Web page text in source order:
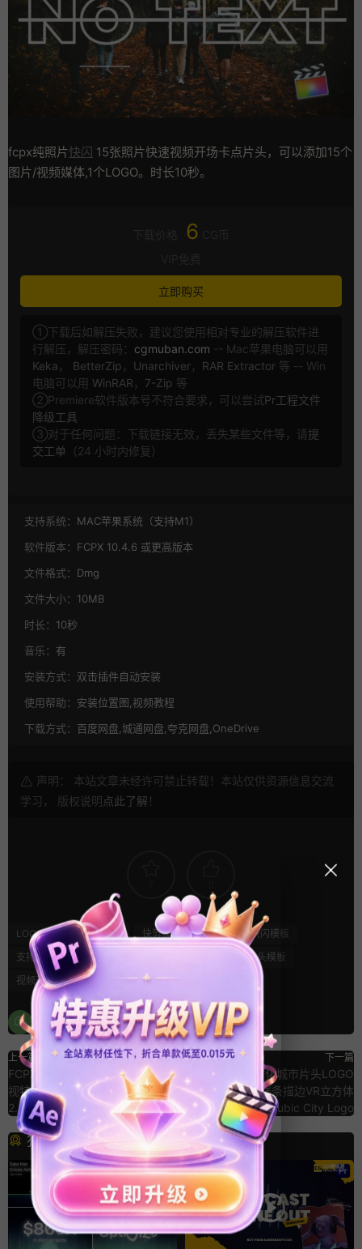
fcpx纯照片快闪 15张照片快速视频开场卡点片头，可以添加15个
图片/视频媒体,1个LOGO。时长10秒。
6
立即购买
①下载后如解压失败，建议您使用相对专业的解压软件进
行解压，解压密码： cgmuban.com -- Mac苹果电脑可以用
Keka ， BetterZip ， Unarchiver， RAR Extractor 等 -- Win
电脑可以用 WinRAR ， 7-Zip 等
②Premiere软件版本号不符合要求，可以尝试Pr工程文件
降级工具
③对于任何问题：下载链接无效，丢失某些文件等，请提
交工单 （24 小时内修复）
支持系统： MAC苹果系统（支持M1）
软件版本： FCPX 10.4.6 或更高版本
文件格式： Dmg
文件大小： 10MB
时长： 10秒
音乐： 有
安装方式： 双击插件自动安装
使用帮助： 安装位置图,视频教程
下载方式： 百度网盘,城通网盘,夸克网盘,OneDrive
声明： 本站文章未经许可禁止转载！本站仅供资源信息交流
学习， 版权说明点此了解 ！
LOGO动画 卡点模板 快剪模板 快节奏
快闪模板
支持Intel+M芯片
片头模板
视频开场
闪烁 频闪
上一篇
FCPX插件：四点平面自动跟踪透
视特效 Auto Tracker Perspective
2.2
下一篇
PR模板：数字化城市片头LOGO
高科技网络线条描边VR立方体
Cubic City Logo
猜你喜欢